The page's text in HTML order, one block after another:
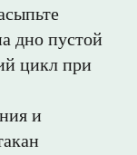
дно пустой
цикл при
и